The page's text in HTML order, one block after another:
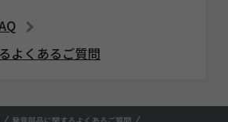
よくあるご質問